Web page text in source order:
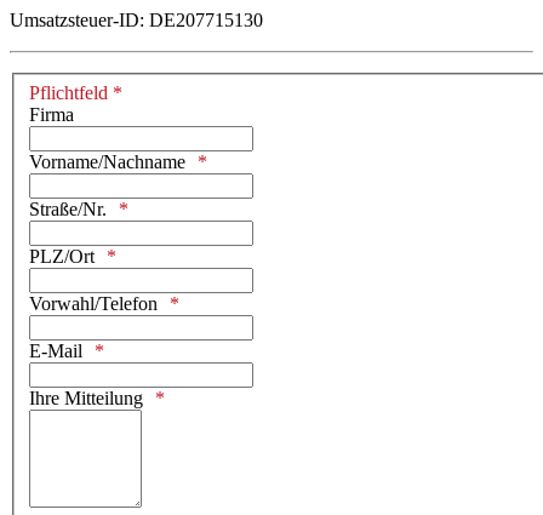
Umsatzsteuer-ID: DE207715130
Pflichtfeld *
Firma
Vorname/Nachname
Straße/Nr.
PLZ/Ort
Vorwahl/Telefon
E-Mail
Ihre Mitteilung